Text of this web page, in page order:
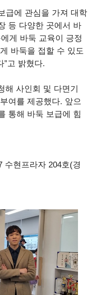
급에 관심을 가져 대학
등 다양한 곳에서 바
게 바둑 교육이 긍정
바둑을 접할 수 있도
”고 밝혔다.
해 사인회 및 다면기
여를 제공했다. 앞으
통해 바둑 보급에 힘
수현프라자 204호(경